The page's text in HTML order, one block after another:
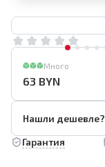
Много
63 BYN
Нашли дешевле?
Гарантия